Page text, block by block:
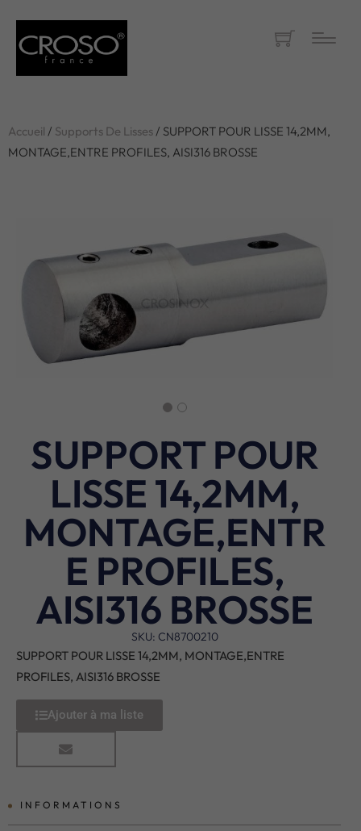
Accueil / Supports De Lisses/ SUPPORT POUR LISSE 14,2MM,
MONTAGE,ENTRE PROFILES, AISI316 BROSSE
SUPPORT POUR
LISSE 14,2MM,
MONTAGE,ENTR
E PROFILES,
AISI316 BROSSE
SKU: CN8700210
SUPPORT POUR LISSE 14,2MM, MONTAGE,ENTRE
PROFILES, AISI316 BROSSE
Ajouter à ma liste
INFORMATIONS